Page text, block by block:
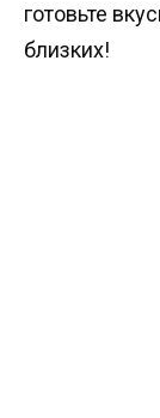
готовьте
близких!